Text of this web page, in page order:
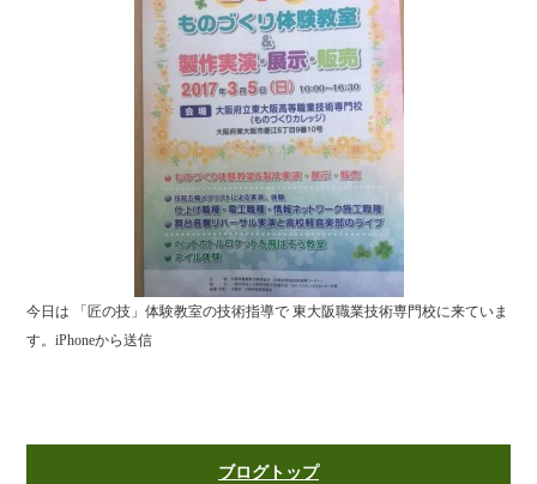
今日は 「匠の技」体験教室の技術指導で 東大阪職業技術専門校に来ていま
す。iPhoneから送信
ブログトップ